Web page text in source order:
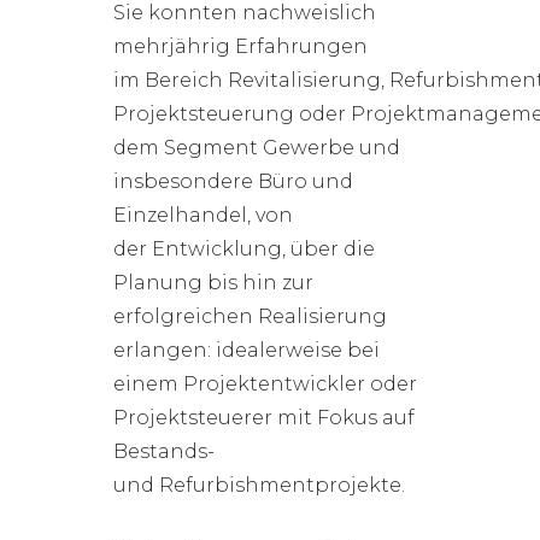
Sie konnten nachweislich
mehrjährig Erfahrungen
im Bereich Revitalisierung,
Projektsteuerung oder
dem Segment Gewerbe und
insbesondere Büro und
Einzelhandel, von
der Entwicklung, über die
Planung bis hin zur
erfolgreichen Realisierung
erlangen: idealerweise bei
einem Projektentwickler oder
Projektsteuerer mit Fokus auf
Bestands-
und Refurbishmentprojekte.